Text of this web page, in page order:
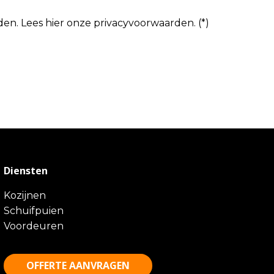
Lees hier onze privacyvoorwaarden. (*)
Diensten
Kozijnen
Schuifpuien
Voordeuren
OFFERTE AANVRAGEN